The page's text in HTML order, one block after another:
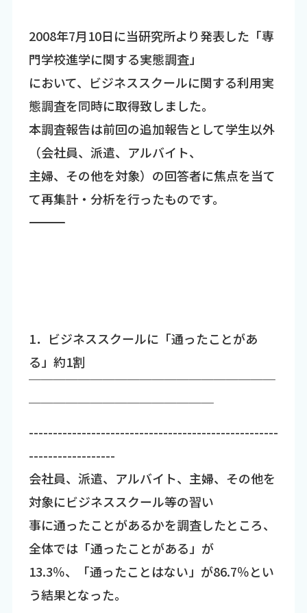
2008年7月10日に当研究所より発表した「専
門学校進学に関する実態調査」
において、ビジネススクールに関する利用実
態調査を同時に取得致しました。
本調査報告は前回の追加報告として学生以外
（会社員、派遣、アルバイト、
主婦、その他を対象）の回答者に焦点を当て
て再集計・分析を行ったものです。
―――――――――――――――――――――――――――――――――――
1．ビジネススクールに「通ったことがあ
る」約1割
￣￣￣￣￣￣￣￣￣￣￣￣￣￣￣￣￣￣￣￣
￣￣￣￣￣￣￣￣￣￣￣￣￣￣￣
----------------------------------------------------
------------------
会社員、派遣、アルバイト、主婦、その他を
対象にビジネススクール等の習い
事に通ったことがあるかを調査したところ、
全体では「通ったことがある」が
13.3％、「通ったことはない」が86.7％とい
う結果となった。